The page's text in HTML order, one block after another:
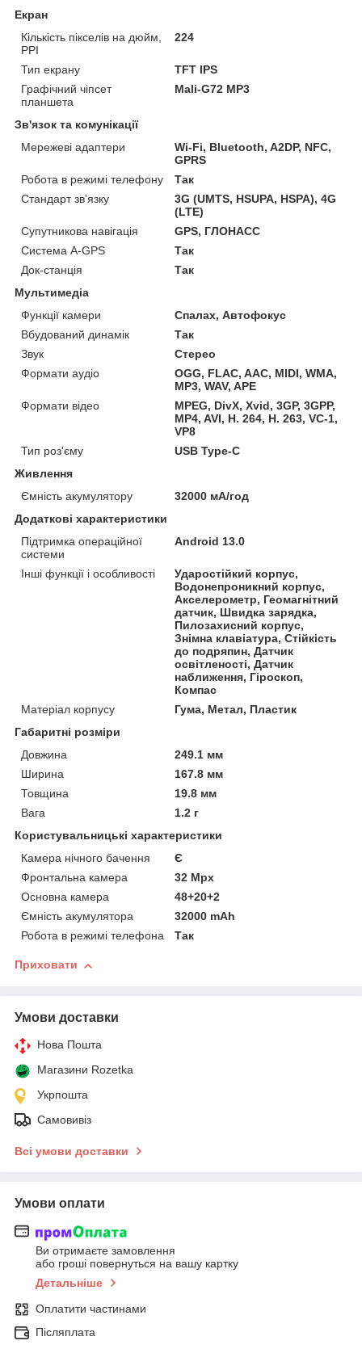
Екран
Кількість пікселів на дюйм,
PPI
224
Тип екрану
TFT IPS
Графічний чіпсет
планшета
Mali-G72 MP3
Зв'язок та комунікації
Мережеві адаптери
Wi-Fi, Bluetooth, A2DP, NFC,
GPRS
Робота в режимі телефону
Так
Стандарт зв'язку
3G (UMTS, HSUPA, HSPA), 4G
(LTE)
Супутникова навігація
GPS, ГЛОНАСС
Система A-GPS
Так
Док-станція
Так
Мультимедіа
Функції камери
Спалах, Автофокус
Вбудований динамік
Так
Звук
Стерео
Формати аудіо
OGG, FLAC, AAC, MIDI, WMA,
MP3, WAV, APE
Формати відео
MPEG, DivX, Xvid, 3GP, 3GPP,
MP4, AVI, H. 264, H. 263, VC-1,
VP8
Тип роз'єму
USB Type-C
Живлення
Ємність акумулятору
32000 мА/год
Додаткові характеристики
Підтримка операційної
системи
Android 13.0
Інші функції і особливості
Ударостійкий корпус,
Водонепроникний корпус,
Акселерометр, Геомагнітний
датчик, Швидка зарядка,
Пилозахисний корпус,
Знімна клавіатура, Стійкість
до подряпин, Датчик
освітленості, Датчик
наближення, Гіроскоп,
Компас
Матеріал корпусу
Гума, Метал, Пластик
Габаритні розміри
Довжина
249.1 мм
Ширина
167.8 мм
Товщина
19.8 мм
Вага
1.2 г
Користувальницькі характеристики
Камера нічного бачення
Є
Фронтальна камера
32 Mpx
Основна камера
48+20+2
Ємність акумулятора
32000 mAh
Робота в режимі телефона
Так
Приховати
Умови доставки
Нова Пошта
Магазини Rozetka
Укрпошта
Самовивіз
Всі умови доставки
Умови оплати
Ви отримаєте замовлення
або гроші повернуться на вашу картку
Детальніше
Оплатити частинами
Післяплата